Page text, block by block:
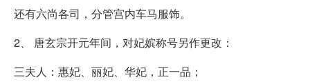
还有六尚各司，分管宫内车马服饰。
2、 唐玄宗开元年间，对妃嫔称号另作更改：
三夫人：惠妃、丽妃、华妃，正一品；